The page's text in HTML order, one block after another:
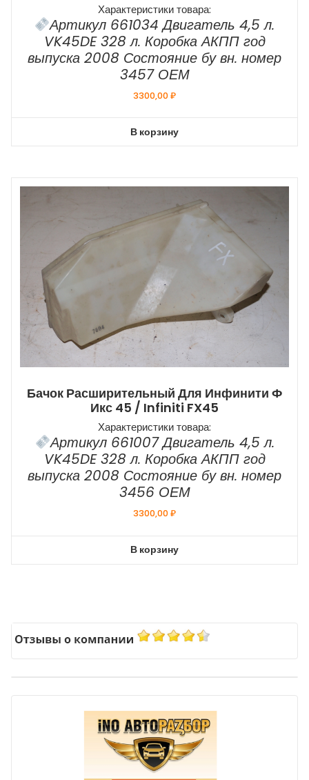
Характеристики товара:
Артикул 661034 Двигатель 4,5 л.
VK45DE 328 л. Коробка АКПП год
выпуска 2008 Состояние бу вн. номер
3457 ОЕМ
3300,00₽
В корзину
Бачок Расширительный Для Инфинити Ф
Икс 45 / Infiniti FX45
Характеристики товара:
Артикул 661007 Двигатель 4,5 л.
VK45DE 328 л. Коробка АКПП год
выпуска 2008 Состояние бу вн. номер
3456 ОЕМ
3300,00₽
В корзину